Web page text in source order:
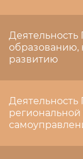
образованию,
развитию